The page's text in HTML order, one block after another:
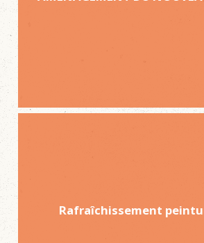
Rafraîchissement